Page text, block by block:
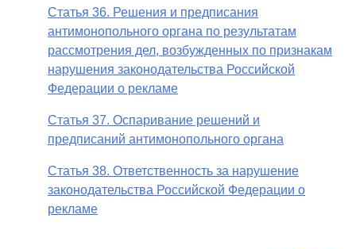
Статья 36. Решения и предписания
антимонопольного органа по результатам
рассмотрения дел, возбужденных по признакам
нарушения законодательства Российской
Федерации о рекламе
Статья 37. Оспаривание решений и
предписаний антимонопольного органа
Статья 38. Ответственность за нарушение
законодательства Российской Федерации о
рекламе